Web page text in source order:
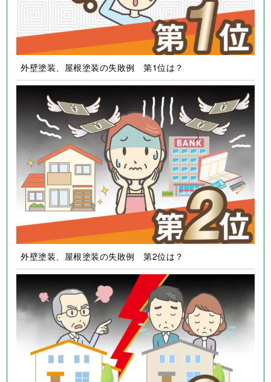
外壁塗装、屋根塗装の失敗例 第1位は？
外壁塗装、屋根塗装の失敗例 第2位は？